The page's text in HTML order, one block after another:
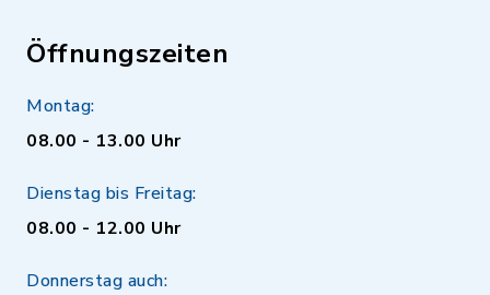
Öffnungszeiten
Montag:
08.00 - 13.00 Uhr
Dienstag bis Freitag:
08.00 - 12.00 Uhr
Donnerstag auch: